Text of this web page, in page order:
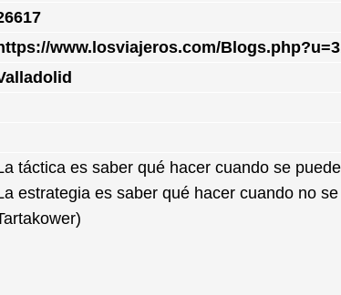
www.losviajeros.com/
táctica es saber qué hacer cuando se
estrategia es saber qué hacer cuando no